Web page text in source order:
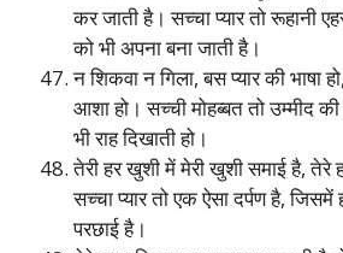
कर जाती है। सच्चा प्यार तो रूहानी
को भी अपना बना जाती है।
न शिकवा न गिला, बस प्यार की भाषा
आशा हो। सच्ची मोहब्बत तो उम्मीद
भी राह दिखाती हो।
तेरी हर खुशी में मेरी खुशी समाई है, तेरे
सच्चा प्यार तो एक ऐसा दर्पण है,
परछाई है।